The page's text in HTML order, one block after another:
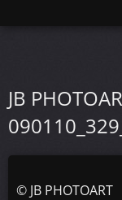
JB
© JB PHOTOART